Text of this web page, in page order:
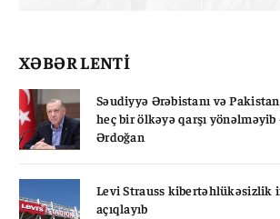
XƏBƏR LENTİ
Səudiyyə Ərəbistanı və
heç bir ölkəyə qarşı yönəlməyib
Ərdoğan
Levi Strauss kibertəhlükəsizlik
açıqlayıb